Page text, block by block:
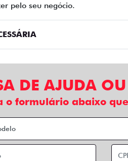
pelo seu negócio.
DE AJUDA
o formulário abaixo